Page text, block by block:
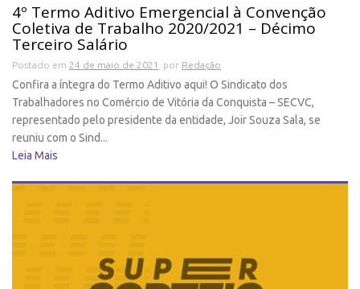
4º Termo Aditivo Emergencial à Convenção
Coletiva de Trabalho 2020/2021 – Décimo
Terceiro Salário
Postado em 24 de maio de 2021 por Redação
Confira a íntegra do Termo Aditivo aqui! O Sindicato dos
Trabalhadores no Comércio de Vitória da Conquista – SECVC,
representado pelo presidente da entidade, Joir Souza Sala, se
reuniu com o Sind...
Leia Mais